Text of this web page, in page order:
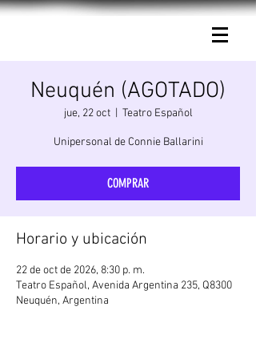
Neuquén (AGOTADO)
jue, 22 oct
  |
Teatro Español
Unipersonal de Connie Ballarini
COMPRAR
Horario y ubicación
22 de oct de 2026, 8:30 p. m.
Teatro Español, Avenida Argentina 235, Q8300
Neuquén, Argentina